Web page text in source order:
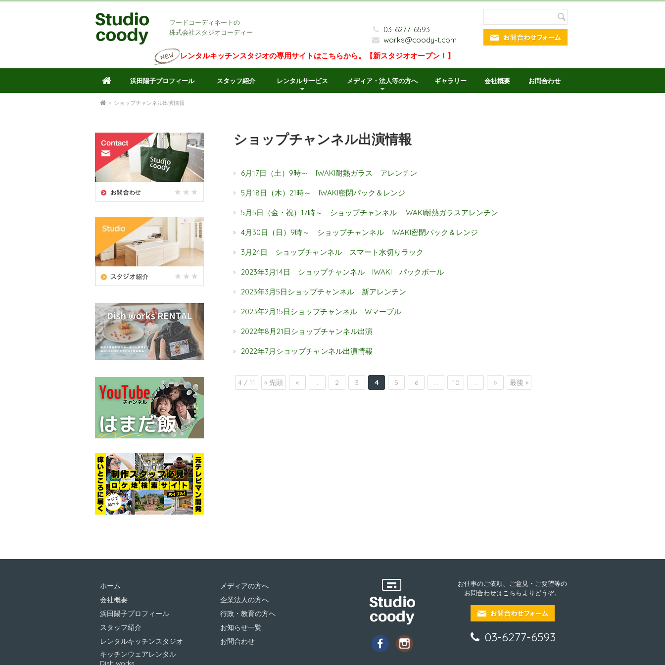
フードコーディネートの
株式会社スタジオコーディー
03-6277-6593
works@coody-t.com
レンタルキッチンスタジオの専用サイトはこちらから。【新スタジオオープン！】
浜田陽子プロフィール スタッフ紹介 レンタルサービス メディア・法人等の方へ ギャラリー 会社概要 お問合わせ
> ショップチャンネル出演情報
ショップチャンネル出演情報
6月17日（土）9時～ IWAKI耐熱ガラス アレンチン
5月18日（木）21時～ IWAKI密閉パック＆レンジ
5月5日（金・祝）17時～ ショップチャンネル IWAKI耐熱ガラスアレンチン
4月30日（日）9時～ ショップチャンネル IWAKI密閉パック＆レンジ
3月24日 ショップチャンネル スマート水切りラック
2023年3月14日 ショップチャンネル IWAKI パックボール
2023年3月5日ショップチャンネル 新アレンチン
2023年2月15日ショップチャンネル Wマーブル
2022年8月21日ショップチャンネル出演
2022年7月ショップチャンネル出演情報
4 / 11 « 先頭 « ... 2 3 4 5 6 ... 10 ... » 最後 »
ホーム
会社概要
浜田陽子プロフィール
スタッフ紹介
レンタルキッチンスタジオ
キッチンウェアレンタル
Dish works
メディアの方へ
企業法人の方へ
行政・教育の方へ
お知らせ一覧
お問合わせ
お仕事のご依頼、ご意見・ご要望等の
お問合わせはこちらよりどうぞ。
03-6277-6593